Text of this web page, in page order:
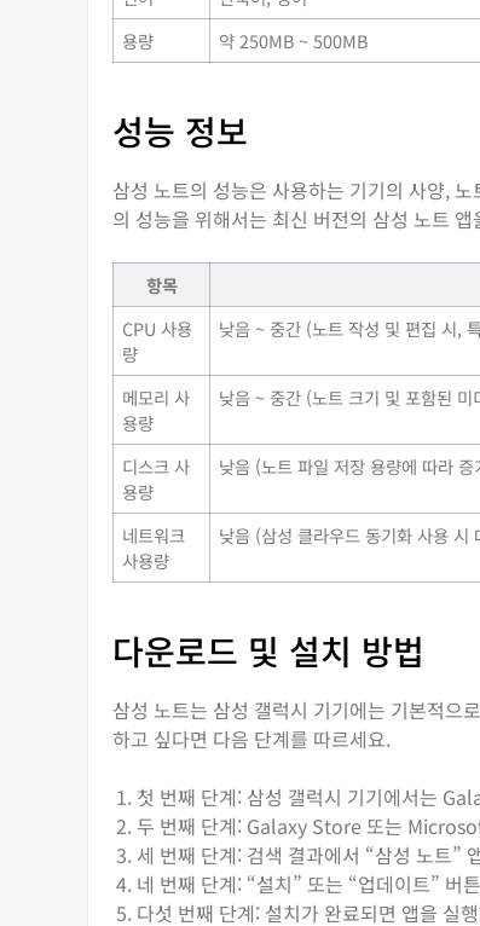
용량
약 250MB ~ 500MB
성능 정보
삼성 노트의 성능은 사용하는 기기의 사양,
의 성능을 위해서는 최신 버전의 삼성 노트
항목
CPU 사용
량
낮음 ~ 중간 (노트 작성 및 편집 시,
메모리 사
용량
낮음 ~ 중간 (노트 크기 및 포함된
디스크 사
용량
낮음 (노트 파일 저장 용량에 따라 증
네트워크
사용량
낮음 (삼성 클라우드 동기화 사용 시
다운로드 및 설치 방법
삼성 노트는 삼성 갤럭시 기기에는 기본적으
하고 싶다면 다음 단계를 따르세요.
첫 번째 단계: 삼성 갤럭시 기기에서는
두 번째 단계: Galaxy Store 또는
세 번째 단계: 검색 결과에서 “삼성 노트”
네 번째 단계: “설치” 또는 “업데이트” 버
다섯 번째 단계: 설치가 완료되면 앱을 실